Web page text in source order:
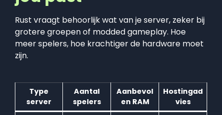
Rust vraagt behoorlijk wat van je server, zeker bij
grotere groepen of modded gameplay. Hoe
meer spelers, hoe krachtiger de hardware moet
zijn.
Type
server
Aantal
spelers
Aanbevol
en RAM
Hostingad
vies